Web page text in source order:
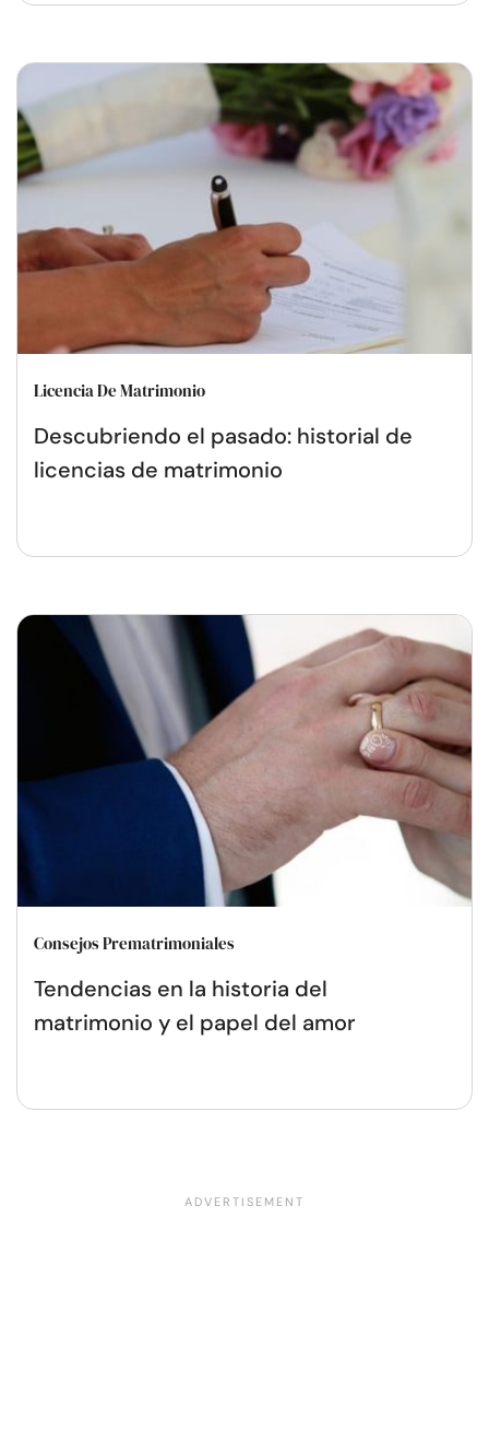
Licencia De Matrimonio
Descubriendo el pasado: historial de
licencias de matrimonio
Consejos Prematrimoniales
Tendencias en la historia del
matrimonio y el papel del amor